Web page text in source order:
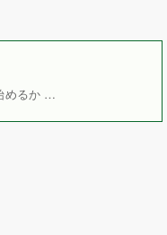
めるか …